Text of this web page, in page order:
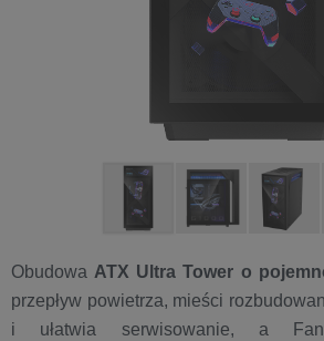
ObudowaATX Ultra Tower o
przepływ powietrza, mieści
i ułatwia serwisowanie, a